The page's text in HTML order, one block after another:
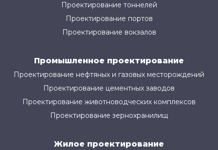
Проектирование тоннелей
Проектирование портов
Проектирование вокзалов
Промышленное проектирование
Проектирование нефтяных и газовых месторождений
Проектирование цементных заводов
Проектирование животноводческих комплексов
Проектирование зернохранилищ
Жилое проектирование